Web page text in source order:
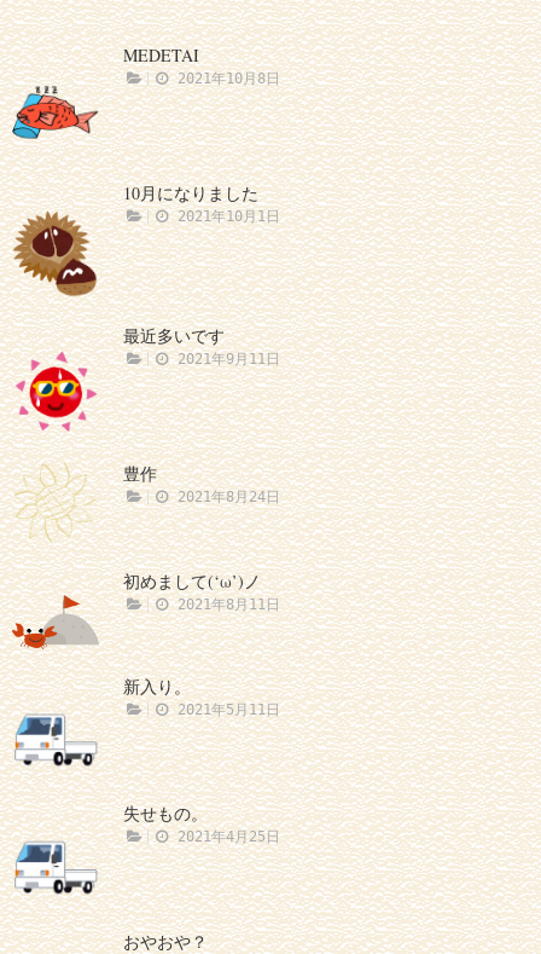
MEDETAI
2021年10月8日
10月になりました
2021年10月1日
最近多いです
2021年9月11日
豊作
2021年8月24日
初めまして(‘ω’)ノ
2021年8月11日
新入り。
2021年5月11日
失せもの。
2021年4月25日
おやおや？